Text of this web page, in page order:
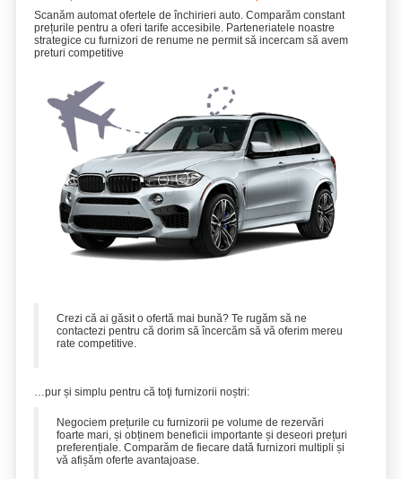
Scanăm automat ofertele de închirieri auto. Comparăm constant
prețurile pentru a oferi tarife accesibile. Parteneriatele noastre
strategice cu furnizori de renume ne permit să incercam să avem
preturi competitive
Crezi că ai găsit o ofertă mai bună? Te rugăm să ne
contactezi pentru că dorim să încercăm să vă oferim mereu
rate competitive.
…pur și simplu pentru că toţi furnizorii noștri:
Negociem prețurile cu furnizorii pe volume de rezervări
foarte mari, și obținem beneficii importante și deseori prețuri
preferențiale. Comparăm de fiecare dată furnizori multipli și
vă afișăm oferte avantajoase.